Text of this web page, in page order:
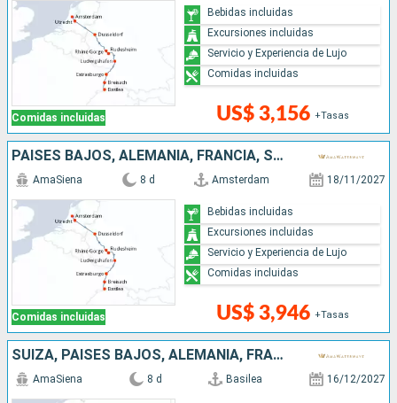
Comidas incluidas US$ 3,156 +Tasas
Bebidas incluidas
Excursiones incluidas
Servicio y Experiencia de Lujo
Comidas incluidas
PAISES BAJOS, ALEMANIA, FRANCIA, SUIZA
Comidas incluidas
AmaSiena 8 d Amsterdam 18/11/2027
US$ 3,946 +Tasas
Bebidas incluidas
Excursiones incluidas
Servicio y Experiencia de Lujo
Comidas incluidas
SUIZA, PAISES BAJOS, ALEMANIA, FRANCIA, REPÚBLICA DOMINICANA
AmaSiena 8 d Basilea 16/12/2027